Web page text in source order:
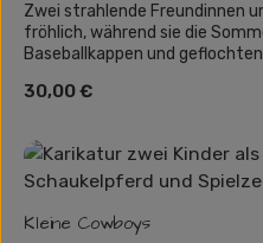
Zwei strahlende Freundinnen
fröhlich, während sie die
Baseballkappen und
Spaß in der Kindheit!
Regulärer Preis:
30,00 €
Kleine Cowboys